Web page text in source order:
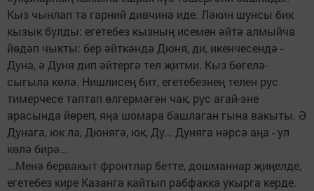
Кыз чынлап та гарний дивчина иде. Ләкин шунсы бик
кызык булды: егетебез кызның исемен әйтә алмыйча
йөдәп чыкты: бер әйткәндә Дюня, ди, икенчесендә -
Дуна, ә Дуня дип әйтергә тел җитми. Кыз бөгелә-
сыгыла көлә. Нишлисең бит, егетебезнең телен рус
тимерчесе таптап өлгермәгән чак, рус агай-эне
арасында йөреп, яңа шомара башлаган гына вакыты. Ә
Дунага, юк ла, Дюнягә, юк, Ду... Дуняга нәрсә аңа - ул
көлә бирә...
...Менә бервакыт фронтлар бетте, дошманнар җиңелде,
егетебез кире Казанга кайтып рабфакка укырга керде.